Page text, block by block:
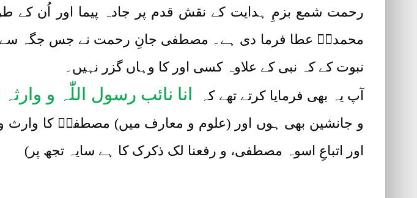
رحمت شمع بزمِ ہدایت کے نقش قدم پر جادہ پیما اور اُن کے
محمدیؐ عطا فرما دی ہے۔ مصطفی جانِ رحمت نے جس جگہ سے اپنا
نبوت کے کہ نبی کے علاوہ کسی اور کا وہاں گزر نہیں۔
آپ یہ بھی فرمایا کرتے تھے کہ
انا نائب رسول اللّٰہ و
و جانشین بھی ہوں اور (علوم و معارف میں) مصطفیؐ کا وارث
اور اتباعِ اسوہ مصطفی، و رفعنا لک ذکرک کا ہے سایہ تجھ پر)